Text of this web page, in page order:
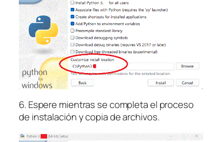
6. Espere mientras se completa el proceso
de instalación y copia de archivos.